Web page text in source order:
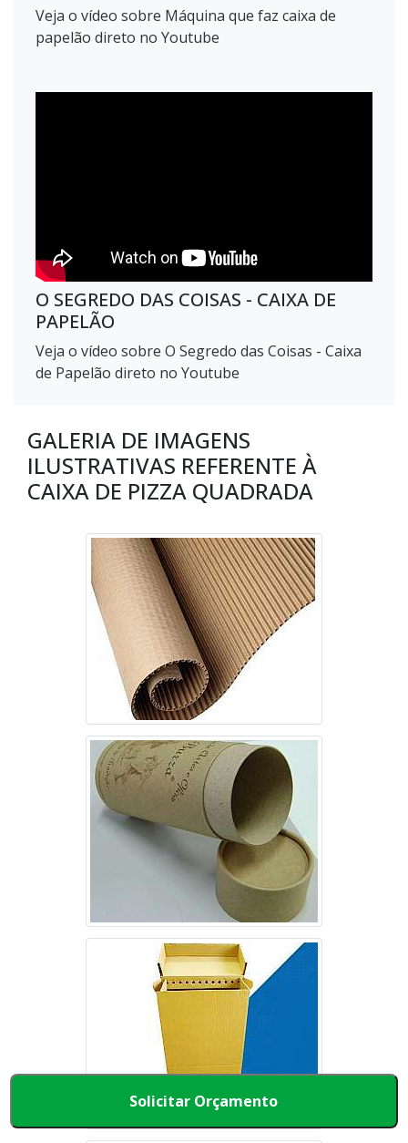
Solicitar Orçamento
Veja o vídeo sobre Máquina que faz caixa de
papelão direto no Youtube
O SEGREDO DAS COISAS - CAIXA DE
PAPELÃO
Veja o vídeo sobre O Segredo das Coisas - Caixa
de Papelão direto no Youtube
GALERIA DE IMAGENS
ILUSTRATIVAS REFERENTE À
CAIXA DE PIZZA QUADRADA